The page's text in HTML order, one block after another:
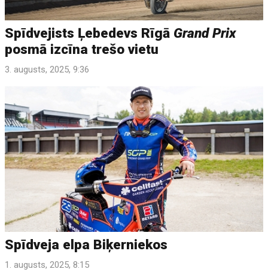
Spīdvejists Ļebedevs Rīgā Grand Prix
posmā izcīna trešo vietu
3. augusts, 2025, 9:36
Spīdveja elpa Biķerniekos
1. augusts, 2025, 8:15